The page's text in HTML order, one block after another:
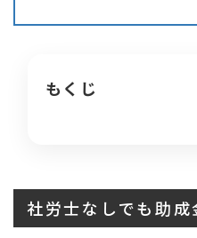
もくじ
社労士なしでも助